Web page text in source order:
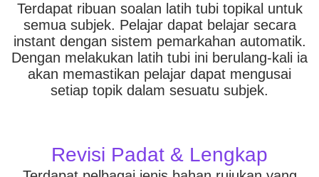
Terdapat ribuan soalan latih tubi topikal untuk
semua subjek. Pelajar dapat belajar secara
instant dengan sistem pemarkahan automatik.
Dengan melakukan latih tubi ini berulang-kali ia
akan memastikan pelajar dapat mengusai
setiap topik dalam sesuatu subjek.
Revisi Padat & Lengkap